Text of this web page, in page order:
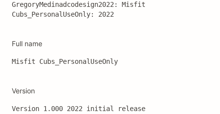
GregoryMedinadcodesign2022: Misfit
Cubs_PersonalUseOnly: 2022
Full name
Misfit Cubs_PersonalUseOnly
Version
Version 1.000 2022 initial release